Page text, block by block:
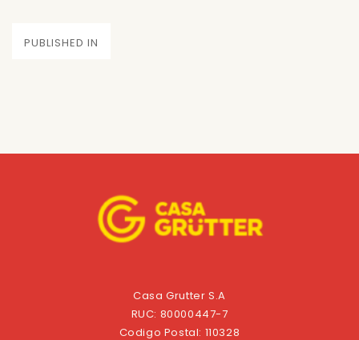
Navegación
PUBLISHED IN
Casa Grutter S.A
RUC: 80000447-7
Codigo Postal: 110328